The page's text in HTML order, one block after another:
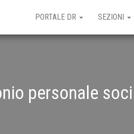
PORTALE DR SEZIONI
personale soci